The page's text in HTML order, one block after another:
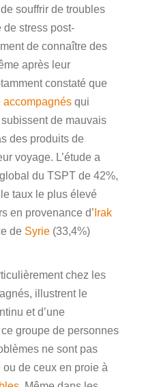
souffrir de troubles
de stress post-
de connaître des
après leur
constaté que
accompagnés qui
subissent de mauvais
des produits de
voyage. L’étude a
du TSPT de 42%,
taux le plus élevé
en provenance d’ Irak
de Syrie (33,4%)
chez les
illustrent le
et d’une
groupe de personnes
ne sont pas
ou de ceux en proie à